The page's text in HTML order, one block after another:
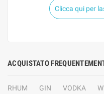
Clicca qui per
ACQUISTATO
RHUM GIN VODKA